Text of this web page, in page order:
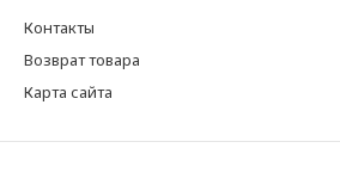
Контакты
Возврат товара
Карта сайта